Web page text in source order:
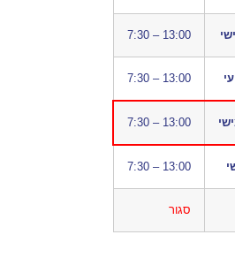
7:30 – 13:00
7:30 – 13:00
7:30 – 13:00
7:30 – 13:00
סגור